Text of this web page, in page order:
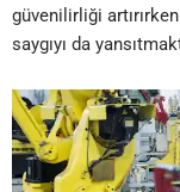
güvenilirliği
saygıyı da